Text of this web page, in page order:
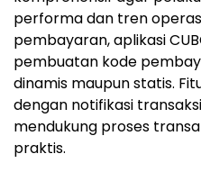
performa dan tren
pembayaran, aplikasi
pembuatan kode
dinamis maupun statis.
dengan notifikasi
mendukung proses
praktis.